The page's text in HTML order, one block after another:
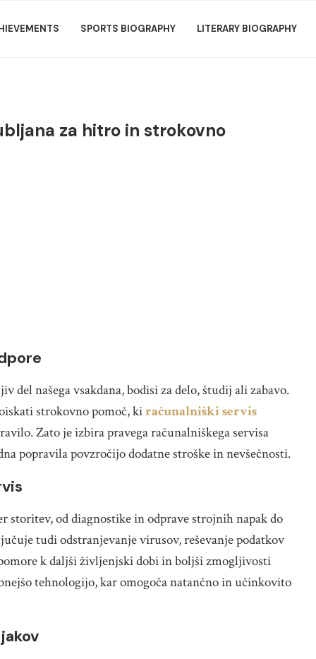
SPORTS BIOGRAPHY LITERARY BIOGRAPHY
za hitro in strokovno
del našega vsakdana, bodisi za delo, študij ali zabavo.
strokovno pomoč, kiračunalniški servis
Zato je izbira pravega računalniškega servisa
popravila povzročijo dodatne stroške in nevšečnosti.
storitev, od diagnostike in odprave strojnih napak do
tudi odstranjevanje virusov, reševanje podatkov
k daljši življenjski dobi in boljši zmogljivosti
tehnologijo, kar omogoča natančno in učinkovito